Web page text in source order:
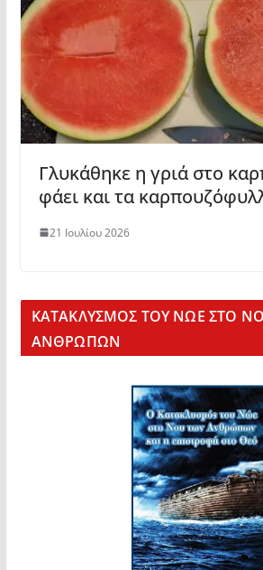
Γλυκάθηκε η γριά στο
φάει και τα
21 Ιουλίου 2026
KΑΤΑΚΛΥΣΜΟΣ ΤΟΥ ΝΩΕ ΣΤΟ
ΑΝΘΡΩΠΩΝ